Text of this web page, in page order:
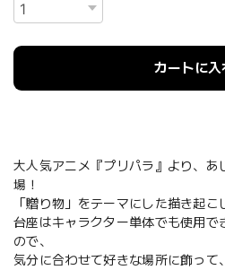
カートに入
大人気アニメ『プリパラ』より、あ
場！
「贈り物」をテーマにした描き起こ
台座はキャラクター単体でも使用で
ので、
気分に合わせて好きな場所に飾って